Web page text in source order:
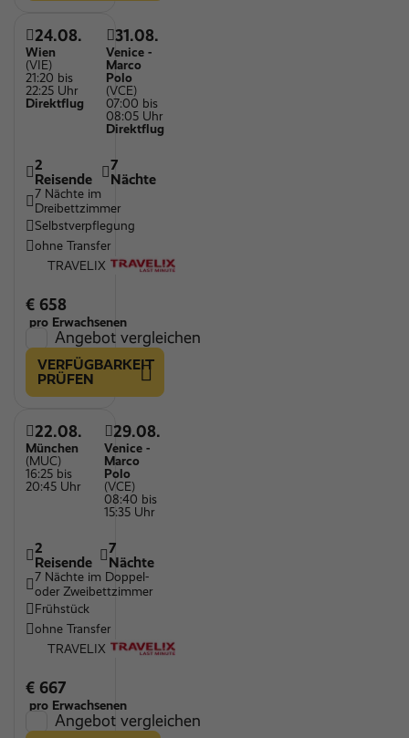
24.08.
Wien
(VIE)
21:20 bis
22:25 Uhr
Direktflug
31.08.
Venice -
Marco
Polo
(VCE)
07:00 bis
08:05 Uhr
Direktflug
2
Reisende
7
Nächte
7 Nächte im
Dreibettzimmer
Selbstverpflegung
ohne Transfer
TRAVELIX
€ 658
pro Erwachsenen
Angebot vergleichen
VERFÜGBARKEIT
PRÜFEN
22.08.
München
(MUC)
16:25 bis
20:45 Uhr
29.08.
Venice -
Marco
Polo
(VCE)
08:40 bis
15:35 Uhr
2
Reisende
7
Nächte
7 Nächte im Doppel-
oder Zweibettzimmer
Frühstück
ohne Transfer
TRAVELIX
€ 667
pro Erwachsenen
Angebot vergleichen